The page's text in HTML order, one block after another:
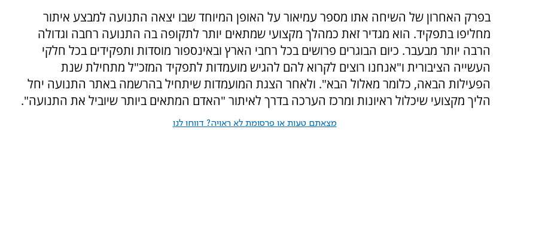
בפרק האחרון של השיחה אתו מספר עמיאור על האופן המיוחד שבו יצאה התנועה למבצע איתור
מחליפו בתפקיד. הוא מגדיר זאת כמהלך מקצועי שמתאים יותר לתקופה בה התנועה רחבה וגדולה
הרבה יותר מבעבר. כיום הבוגרים פרושים בכל רחבי הארץ ובאינספור מוסדות ותפקידים בכל חלקי
העשייה הציבורית ו"אנחנו רוצים לקרוא להם להגיש מועמדות לתפקיד המזכ"ל מתחילת שנת
הפעילות הבאה, כלומר מאלול הבא". ולאחר הצגת המועמדות שיתחיל בהרשמה באתר התנועה יחל
הליך מקצועי שיכלול ראיונות ומרכז הערכה בדרך לאיתור "האדם המתאים ביותר שיוביל את התנועה".
מצאתם טעות או פרסומת לא ראויה? דווחו לנו